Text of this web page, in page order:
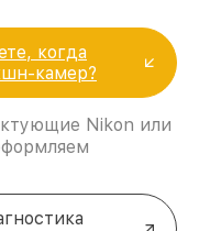
когда
камер?
Nikon или